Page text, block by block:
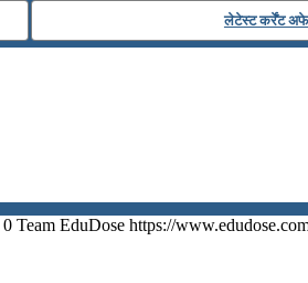
लेटेस्ट कर्रेंट
0 Team EduDose https://